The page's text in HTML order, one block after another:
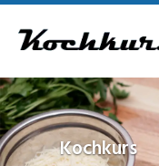
content
Kochkurs